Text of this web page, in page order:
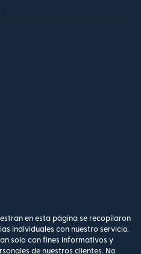
en esta página se recopilaron
individuales con nuestro servicio.
solo con fines informativos y
de nuestros clientes. No